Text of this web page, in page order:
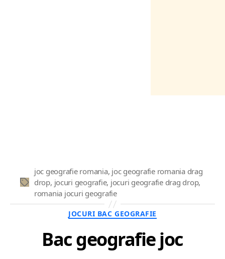
Etichete
joc geografie romania, joc geografie romania drag
drop, jocuri geografie, jocuri geografie drag drop,
romania jocuri geografie
Categorii
JOCURI BAC GEOGRAFIE
Bac geografie joc